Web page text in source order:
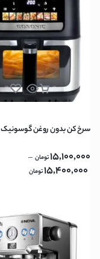
سرخ کن بدون روغن گوسونیک GAF879
15,100,000تومان –
15,400,000تومان